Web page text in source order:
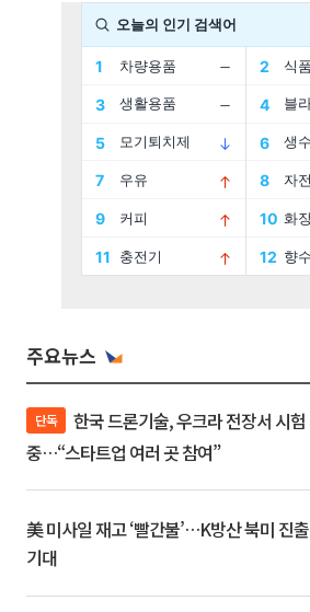
주요뉴스
단독
중…“스타트업 여러 곳 참여”
美 미사일 재고 ‘빨간불’…K방산 북미 진출
기대